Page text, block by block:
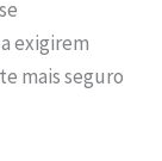
exigirem
mais seguro